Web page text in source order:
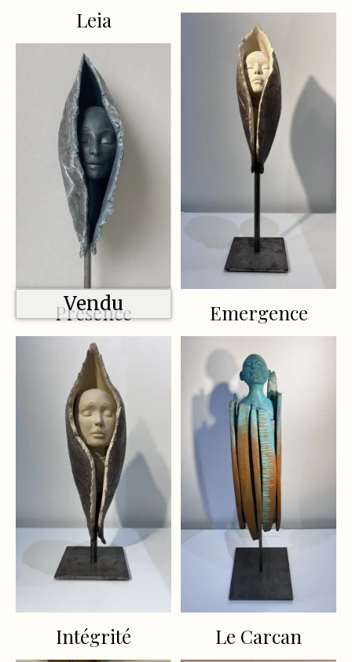
Leia
Emergence
Vendu
Présence
Intégrité Le Carcan